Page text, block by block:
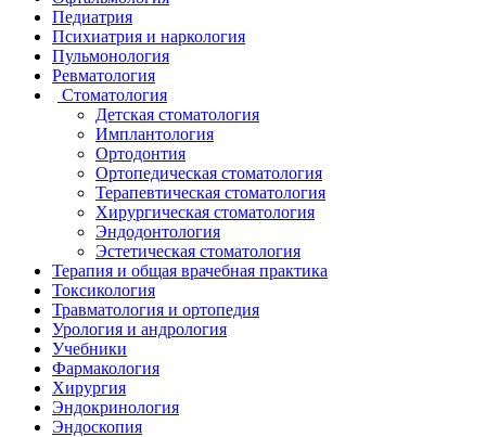
Педиатрия
Психиатрия и наркология
Пульмонология
Ревматология
Стоматология
Детская стоматология
Имплантология
Ортодонтия
Ортопедическая стоматология
Терапевтическая стоматология
Хирургическая стоматология
Эндодонтология
Эстетическая стоматология
Терапия и общая врачебная практика
Токсикология
Травматология и ортопедия
Урология и андрология
Учебники
Фармакология
Хирургия
Эндокринология
Эндоскопия